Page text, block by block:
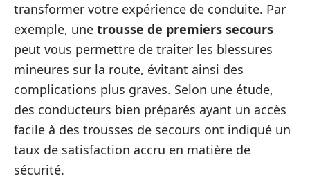
transformer votre expérience de conduite. Par
exemple, une trousse de premiers secours
peut vous permettre de traiter les blessures
mineures sur la route, évitant ainsi des
complications plus graves. Selon une étude,
des conducteurs bien préparés ayant un accès
facile à des trousses de secours ont indiqué un
taux de satisfaction accru en matière de
sécurité.